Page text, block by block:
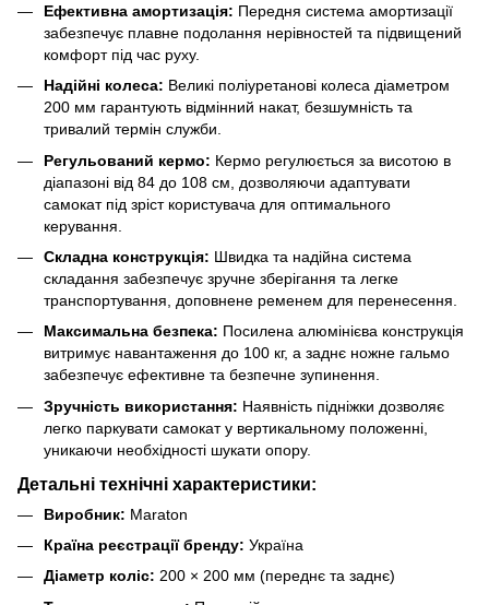
Ефективна амортизація: Передня система амортизації
забезпечує плавне подолання нерівностей та підвищений
комфорт під час руху.
Надійні колеса: Великі поліуретанові колеса діаметром
200 мм гарантують відмінний накат, безшумність та
тривалий термін служби.
Регульований кермо: Кермо регулюється за висотою в
діапазоні від 84 до 108 см, дозволяючи адаптувати
самокат під зріст користувача для оптимального
керування.
Складна конструкція: Швидка та надійна система
складання забезпечує зручне зберігання та легке
транспортування, доповнене ременем для перенесення.
Максимальна безпека: Посилена алюмінієва конструкція
витримує навантаження до 100 кг, а заднє ножне гальмо
забезпечує ефективне та безпечне зупинення.
Зручність використання: Наявність підніжки дозволяє
легко паркувати самокат у вертикальному положенні,
уникаючи необхідності шукати опору.
Детальні технічні характеристики:
Виробник: Maraton
Країна реєстрації бренду: Україна
Діаметр коліс: 200 × 200 мм (переднє та заднє)